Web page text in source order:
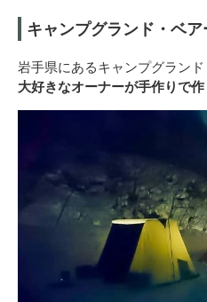
キャンプグランド・ベ
岩手県にあるキャンプグランド
大好きなオーナーが手作りで